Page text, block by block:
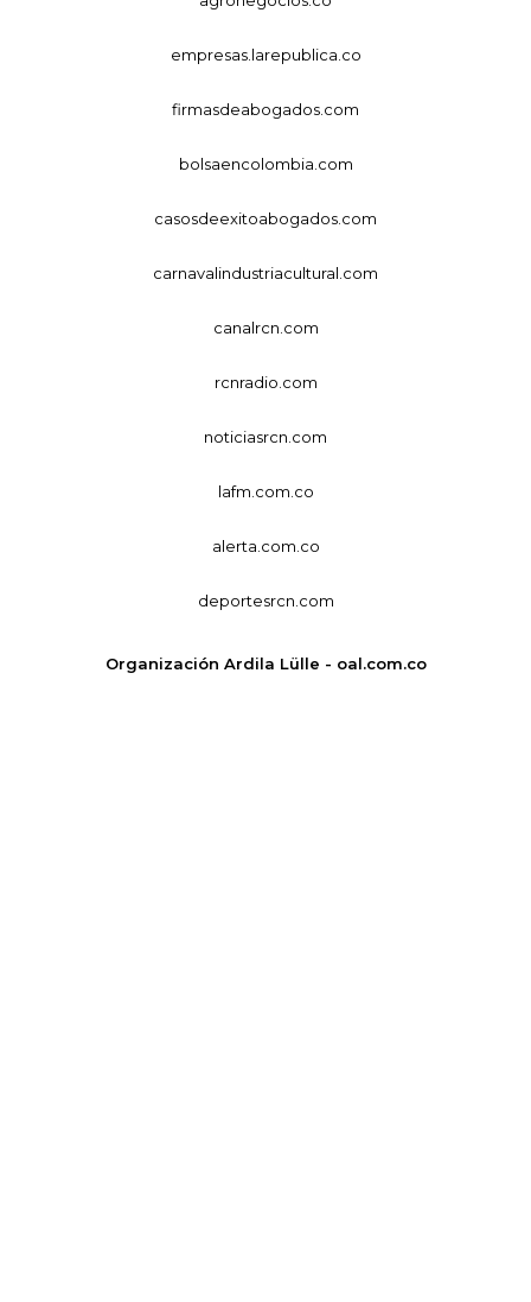
empresas.larepublica.co
firmasdeabogados.com
bolsaencolombia.com
casosdeexitoabogados.com
carnavalindustriacultural.com
canalrcn.com
rcnradio.com
noticiasrcn.com
lafm.com.co
alerta.com.co
deportesrcn.com
Organización Ardila Lülle - oal.com.co